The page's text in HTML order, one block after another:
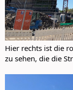
Hier rechts ist die
zu sehen, die die